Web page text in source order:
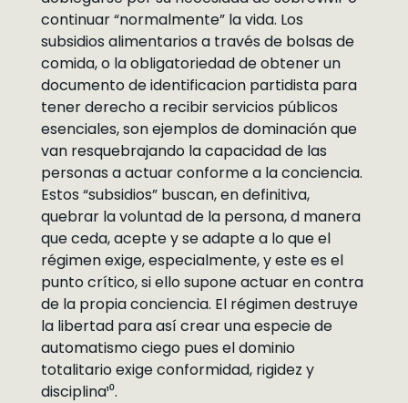
continuar “normalmente” la vida. Los
subsidios alimentarios a través de bolsas de
comida, o la obligatoriedad de obtener un
documento de identificacion partidista para
tener derecho a recibir servicios públicos
esenciales, son ejemplos de dominación que
van resquebrajando la capacidad de las
personas a actuar conforme a la conciencia.
Estos “subsidios” buscan, en definitiva,
quebrar la voluntad de la persona, d manera
que ceda, acepte y se adapte a lo que el
régimen exige, especialmente, y este es el
punto crítico, si ello supone actuar en contra
de la propia conciencia. El régimen destruye
la libertad para así crear una especie de
automatismo ciego pues el dominio
totalitario exige conformidad, rigidez y
disciplina¹⁰.